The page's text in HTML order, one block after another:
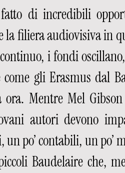
di incredibili
filiera audiovisiva in
i fondi
come gli Erasmus dal
ora. Mentre Mel
autori devono
po’ contabili, un po’
Baudelaire che,